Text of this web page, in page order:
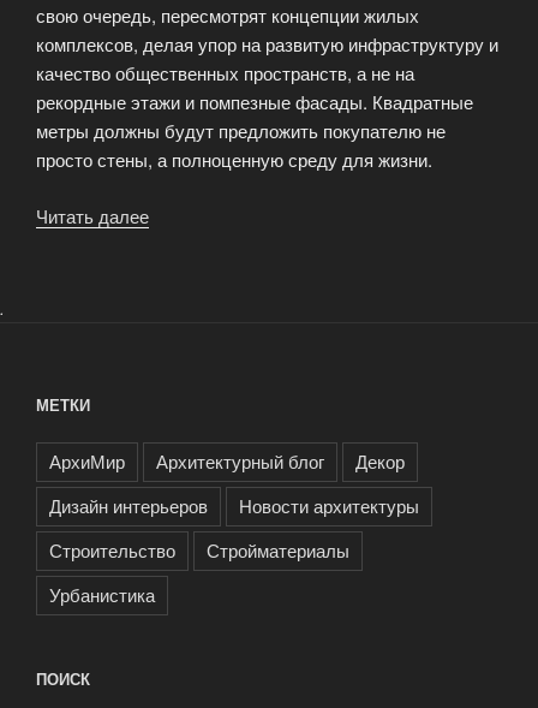
свою очередь, пересмотрят концепции жилых
комплексов, делая упор на развитую инфраструктуру и
качество общественных пространств, а не на
рекордные этажи и помпезные фасады. Квадратные
метры должны будут предложить покупателю не
просто стены, а полноценную среду для жизни.
Читать далее
сезоне»
.
МЕТКИ
АрхиМир Архитектурный блог
Декор
Дизайн интерьеров
Новости архитектуры
Строительство
Стройматериалы
Урбанистика
ПОИСК